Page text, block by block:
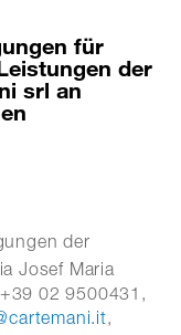
für
der
srl an
der
Josef Maria
02 9500431,
,